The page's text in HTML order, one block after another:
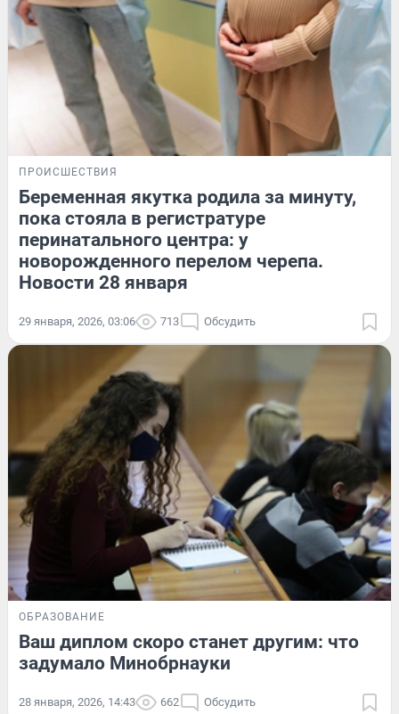
ПРОИСШЕСТВИЯ
Беременная якутка родила за минуту,
пока стояла в регистратуре
перинатального центра: у
новорожденного перелом черепа.
Новости 28 января
29 января, 2026, 03:06 713 Обсудить
ОБРАЗОВАНИЕ
Ваш диплом скоро станет другим: что
задумало Минобрнауки
28 января, 2026, 14:43 662 Обсудить